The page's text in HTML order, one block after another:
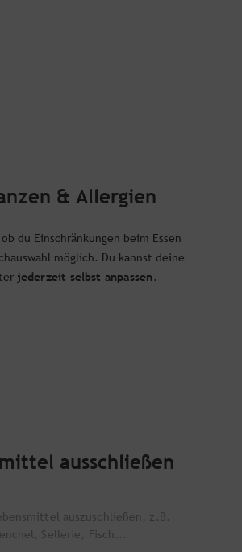
& Allergien
du Einschränkungen beim Essen
möglich. Du kannst deine
jederzeit selbst anpassen .
ausschließen
auszuschließen, z.B.
Sellerie, Fisch...